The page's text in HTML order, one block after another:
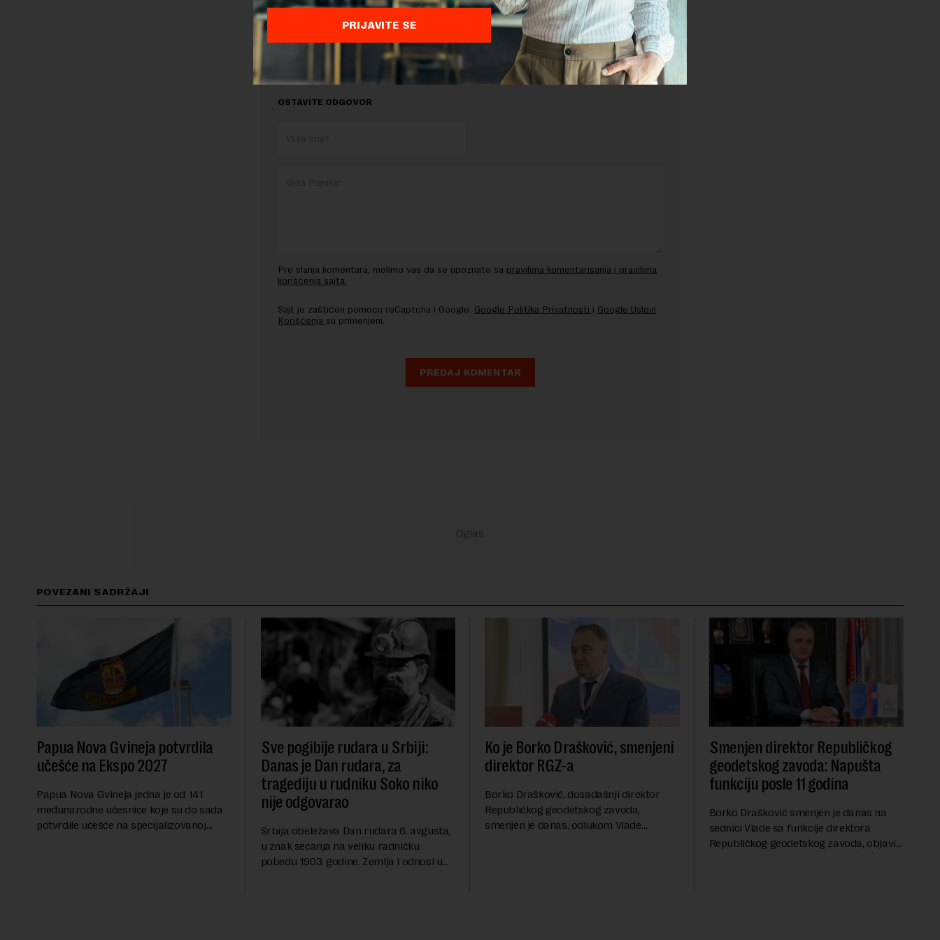
Koja kompanija, ko međunarodna?! Švajcarske izbeglice. Ne prijavljuju radnike.
Plata ispod proseka. To je REALNOST.
OSTAVITE ODGOVOR
Pre slanja komentara, molimo vas da se upoznate sa pravilima komentarisanja i pravilima
korišćenja sajta.
Sajt je zaštićen pomocu reCaptcha i Google. Google Politika Privatnosti i Google Uslovi
Korišćenja su primenjeni.
POVEZANI SADRŽAJI
Papua Nova Gvineja potvrdila
učešće na Ekspo 2027
Papua Nova Gvineja jedna je od 141
međunarodne učesnice koje su do sada
potvrdile učešće na specijalizovanoj
Sve pogibije rudara u Srbiji:
Danas je Dan rudara, za
tragediju u rudniku Soko niko
nije odgovarao
Srbija obeležava Dan rudara 6. avgusta,
u znak sećanja na veliku radničku
pobedu 1903. godine. Zemlja i odnosi u
Ko je Borko Drašković, smenjeni
direktor RGZ-a
Borko Drašković, dosadašnji direktor
Republičkog geodetskog zavoda,
smenjen je danas, odlukom Vlade
Smenjen direktor Republičkog
geodetskog zavoda: Napušta
funkciju posle 11 godina
Borko Drašković smenjen je danas na
sednici Vlade sa funkcije direktora
Republičkog geodetskog zavoda, objavio
PRIJAVITE SE